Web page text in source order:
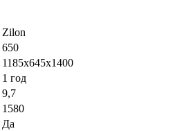
Zilon
650
1185х645х1400
1 год
9,7
1580
Да